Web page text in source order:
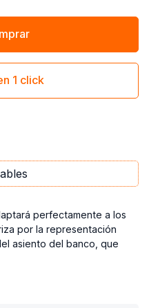
1 click
perfectamente a los
por la representación
asiento del banco, que